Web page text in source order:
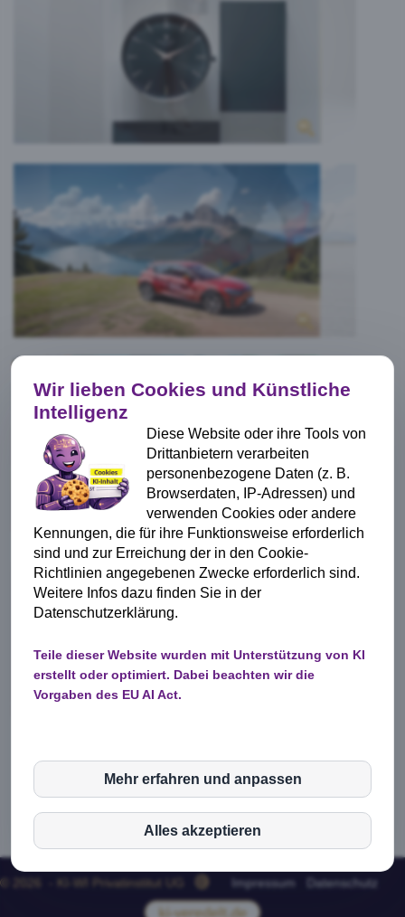
© 2026 - KI-WI Privatinstitut UG Impressum Datenschutz
Wir lieben Cookies und Künstliche
Intelligenz
Diese Website oder ihre Tools von
Drittanbietern verarbeiten
personenbezogene Daten (z. B.
Browserdaten, IP-Adressen) und
verwenden Cookies oder andere
Kennungen, die für ihre Funktionsweise erforderlich
sind und zur Erreichung der in den Cookie-
Richtlinien angegebenen Zwecke erforderlich sind.
Weitere Infos dazu finden Sie in der
Datenschutzerklärung.
Teile dieser Website wurden mit Unterstützung von KI
erstellt oder optimiert. Dabei beachten wir die
Vorgaben des EU AI Act.
inCMS
Mehr erfahren und anpassen
Alles akzeptieren